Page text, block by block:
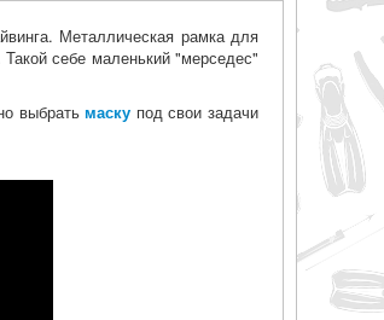
Металлическая рамка для
себе маленький "мерседес"
выбратьмаску под свои задачи